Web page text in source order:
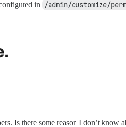
in
/admin/customize/
Is there some reason I don’t know